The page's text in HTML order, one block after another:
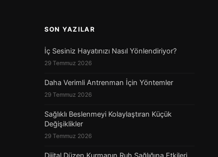
SON YAZILAR
İç Sesiniz Hayatınızı Nasıl Yönlendiriyor?
29 Temmuz 2026
Daha Verimli Antrenman İçin Yöntemler
29 Temmuz 2026
Sağlıklı Beslenmeyi Kolaylaştıran Küçük
Değişiklikler
29 Temmuz 2026